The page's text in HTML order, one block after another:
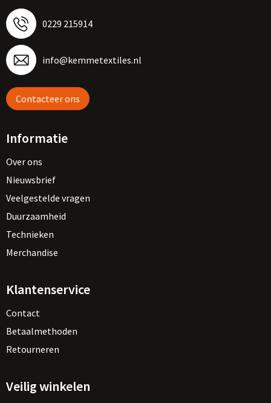
0229 215914
info@kemmetextiles.nl
Contacteer ons
Informatie
Over ons
Nieuwsbrief
Veelgestelde vragen
Duurzaamheid
Technieken
Merchandise
Klantenservice
Contact
Betaalmethoden
Retourneren
Veilig winkelen